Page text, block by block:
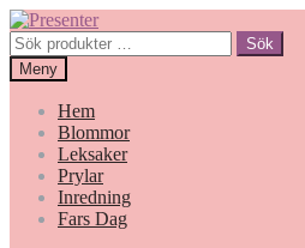
Hoppa
till
navigering
Gå
till
innehåll
Sök
efter:
Sök
Meny
Hem
Blommor
Leksaker
Prylar
Inredning
Fars Dag